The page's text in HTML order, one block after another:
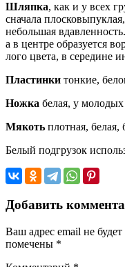
Шляпка, как и у всех
сначала
небольшая
а в центре образуется
лого цвета, в середине
Пластинки тонкие,
Ножка белая, у
Мякоть плот­ная, белая,
Белый подгрузок
Добавить
Ваш адрес email не
помечены *